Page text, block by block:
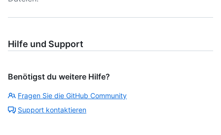
Hilfe und Support
Benötigst du weitere Hilfe?
Fragen Sie die GitHub Community
Support kontaktieren